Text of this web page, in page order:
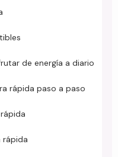
de energía a diario
rápida paso a paso
rápida